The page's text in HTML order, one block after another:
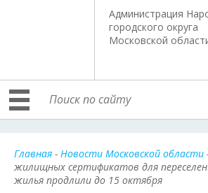
Администрация
городского округа
Московской
Главная - Новости Московской области
жилищных сертификатов для
жилья продлили до 15 октября